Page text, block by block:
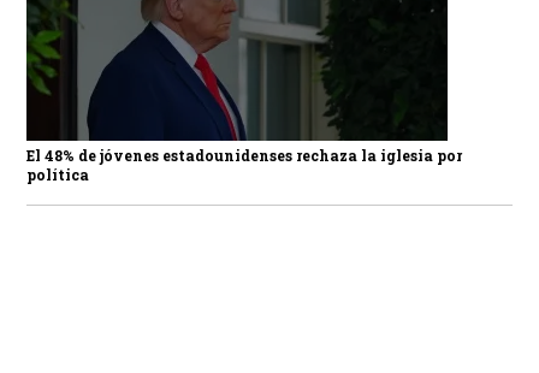
El 48% de jóvenes estadounidenses rechaza la iglesia por
política